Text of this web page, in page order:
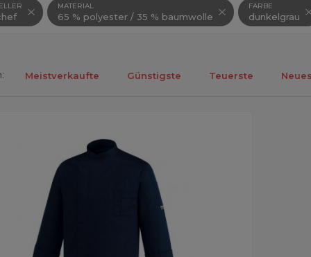
MATERIAL
65 % polyester / 35 % baumwolle
FARBE
dunkelgrau
Meistverkaufte Günstigste Teuerste